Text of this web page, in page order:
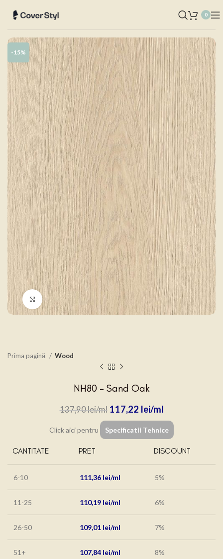
0
-15%
Click to enlarge
Prima pagină Wood
NH80 – Sand Oak
137,90lei 117,22 lei
Click aici pentru Specificatii Tehnice
CANTITATE PRET DISCOUNT
6-10 111,36 lei 5%
11-25 110,19 lei 6%
26-50 109,01 lei 7%
51+ 107,84 lei 8%